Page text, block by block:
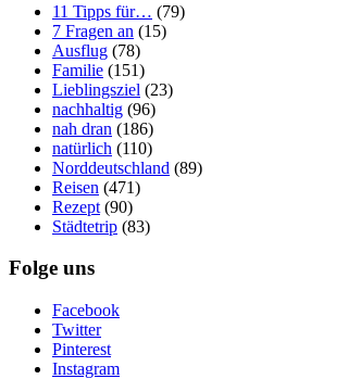
11 Tipps für… (79)
7 Fragen an (15)
Ausflug (78)
Familie (151)
Lieblingsziel (23)
nachhaltig (96)
nah dran (186)
natürlich (110)
Norddeutschland (89)
Reisen (471)
Rezept (90)
Städtetrip (83)
Folge uns
Facebook
Twitter
Pinterest
Instagram